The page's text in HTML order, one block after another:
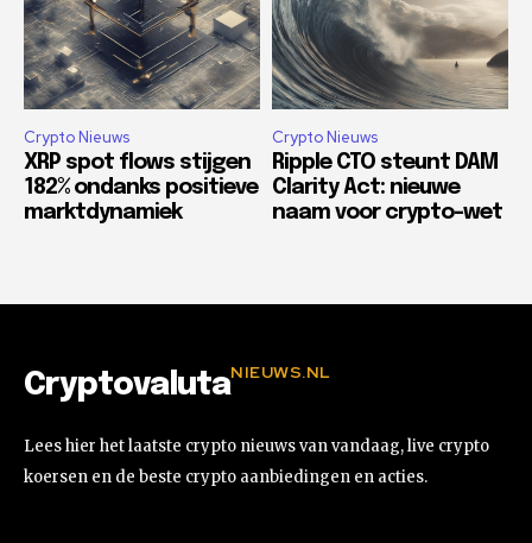
Crypto Nieuws
XRP spot flows stijgen
182% ondanks positieve
marktdynamiek
Crypto Nieuws
Ripple CTO steunt DAM
Clarity Act: nieuwe
naam voor crypto-wet
CryptovalutaNIEUWS.NL
Lees hier het laatste crypto nieuws van vandaag, live crypto
koersen en de beste crypto aanbiedingen en acties.